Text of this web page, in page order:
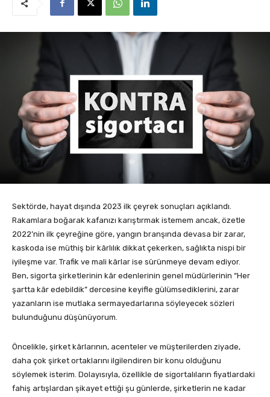
Sektörde, hayat dışında 2023 ilk çeyrek sonuçları açıklandı.
Rakamlara boğarak kafanızı karıştırmak istemem ancak, özetle
2022’nin ilk çeyreğine göre, yangın branşında devasa bir zarar,
kaskoda ise müthiş bir kârlılık dikkat çekerken, sağlıkta nispi bir
iyileşme var. Trafik ve mali kârlar ise sürünmeye devam ediyor.
Ben, sigorta şirketlerinin kâr edenlerinin genel müdürlerinin “Her
şartta kâr edebildik” dercesine keyifle gülümsediklerini, zarar
yazanların ise mutlaka sermayedarlarına söyleyecek sözleri
bulunduğunu düşünüyorum.
Öncelikle, şirket kârlarının, acenteler ve müşterilerden ziyade,
daha çok şirket ortaklarını ilgilendiren bir konu olduğunu
söylemek isterim. Dolayısıyla, özellikle de sigortalıların fiyatlardaki
fahiş artışlardan şikayet ettiği şu günlerde, şirketlerin ne kadar